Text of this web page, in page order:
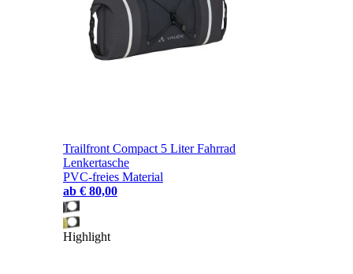
Trailfront Compact 5 Liter Fahrrad
Lenkertasche
PVC-freies Material
ab € 80,00
Highlight